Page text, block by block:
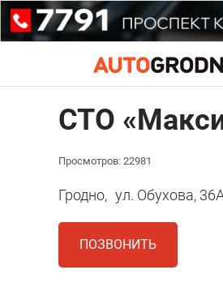
СТО
Просмотров: 22981
Гродно, ул. Обухова,
ПОЗВОНИТЬ